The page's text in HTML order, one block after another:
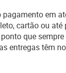
pagamento em
cartão ou até
que
entregas têm